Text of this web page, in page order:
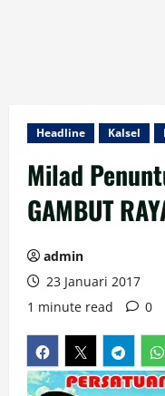
Headline Kalsel
Milad
GAMBUT
admin
23 Januari 2017
1 minute read
0